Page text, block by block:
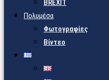
BREXIT
Πολυμέσα
Φωτογραφίες
Βίντεο